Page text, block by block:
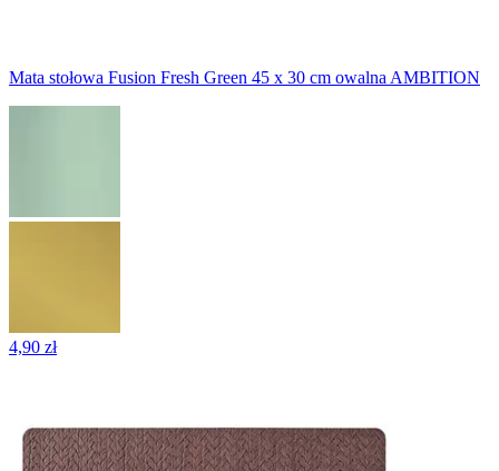
Mata stołowa Fusion Fresh Green 45 x 30 cm owalna AMBITION
4,90 zł